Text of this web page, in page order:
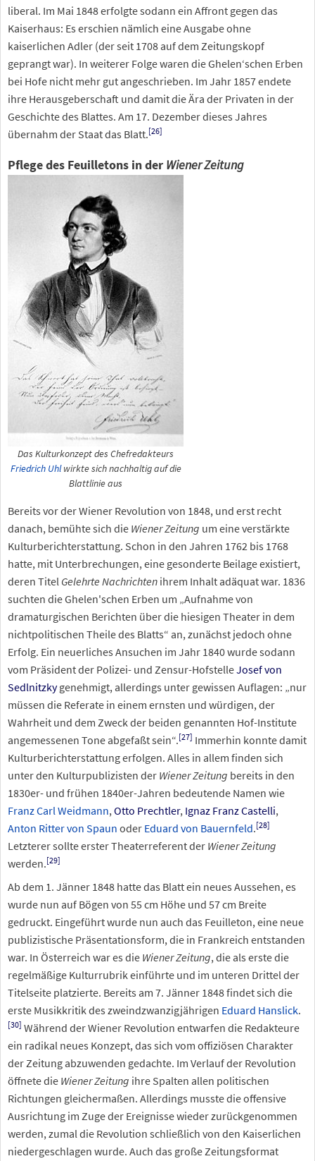
liberal. Im Mai 1848 erfolgte sodann ein Affront gegen das
Kaiserhaus: Es erschien nämlich eine Ausgabe ohne
kaiserlichen Adler (der seit 1708 auf dem Zeitungskopf
geprangt war). In weiterer Folge waren die Ghelen‘schen Erben
bei Hofe nicht mehr gut angeschrieben. Im Jahr 1857 endete
ihre Herausgeberschaft und damit die Ära der Privaten in der
Geschichte des Blattes. Am 17. Dezember dieses Jahres
übernahm der Staat das Blatt.[26]
Pflege des Feuilletons in der Wiener Zeitung
Das Kulturkonzept des Chefredakteurs
Friedrich Uhlwirkte sich nachhaltig auf die
Blattlinie aus
Bereits vor der Wiener Revolution von 1848, und erst recht
danach, bemühte sich die Wiener Zeitung um eine verstärkte
Kulturberichterstattung. Schon in den Jahren 1762 bis 1768
hatte, mit Unterbrechungen, eine gesonderte Beilage existiert,
deren Titel Gelehrte Nachrichten ihrem Inhalt adäquat war. 1836
suchten die Ghelen'schen Erben um „Aufnahme von
dramaturgischen Berichten über die hiesigen Theater in dem
nichtpolitischen Theile des Blatts“ an, zunächst jedoch ohne
Erfolg. Ein neuerliches Ansuchen im Jahr 1840 wurde sodann
vom Präsident der Polizei- und Zensur-HofstelleJosef von
Sedlnitzkygenehmigt, allerdings unter gewissen Auflagen: „nur
müssen die Referate in einem ernsten und würdigen, der
Wahrheit und dem Zweck der beiden genannten Hof-Institute
angemessenen Tone abgefaßt sein“.[27] Immerhin konnte damit
Kulturberichterstattung erfolgen. Alles in allem finden sich
unter den Kulturpublizisten der Wiener Zeitung bereits in den
1830er- und frühen 1840er-Jahren bedeutende Namen wie
Franz Carl Weidmann,Otto Prechtler, Ignaz Franz Castelli,
Anton Ritter von Spaun oder Eduard von Bauernfeld.[28]
Letzterer sollte erster Theaterreferent der Wiener Zeitung
werden.[29]
Ab dem 1. Jänner 1848 hatte das Blatt ein neues Aussehen, es
wurde nun auf Bögen von 55 cm Höhe und 57cm Breite
gedruckt. Eingeführt wurde nun auch das Feuilleton, eine neue
publizistische Präsentationsform, die in Frankreich entstanden
war. In Österreich war es die Wiener Zeitung, die als erste die
regelmäßige Kulturrubrik einführte und im unteren Drittel der
Titelseite platzierte. Bereits am 7. Jänner 1848 findet sich die
erste Musikkritik des zweindzwanzigjährigen Eduard Hanslick.
[30] Während der Wiener Revolution entwarfen die Redakteure
ein radikal neues Konzept, das sich vom offiziösen Charakter
der Zeitung abzuwenden gedachte. Im Verlauf der Revolution
öffnete die Wiener Zeitung ihre Spalten allen politischen
Richtungen gleichermaßen. Allerdings musste die offensive
Ausrichtung im Zuge der Ereignisse wieder zurückgenommen
werden, zumal die Revolution schließlich von den Kaiserlichen
niedergeschlagen wurde. Auch das große Zeitungsformat